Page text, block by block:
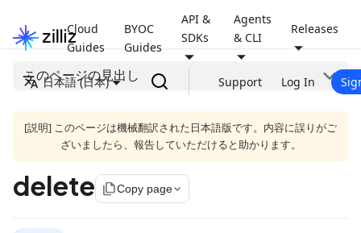
Cloud
Guides
BYOC
Guides
API &
SDKs
Agents
& CLI
Releases
日本語 (日本) Support Log In
このページの見出し
[説明] このページは機械翻訳された日本語版です。内容に誤りがご
ざいましたら、報告していただけると助かります。
delete file_copyCopy page